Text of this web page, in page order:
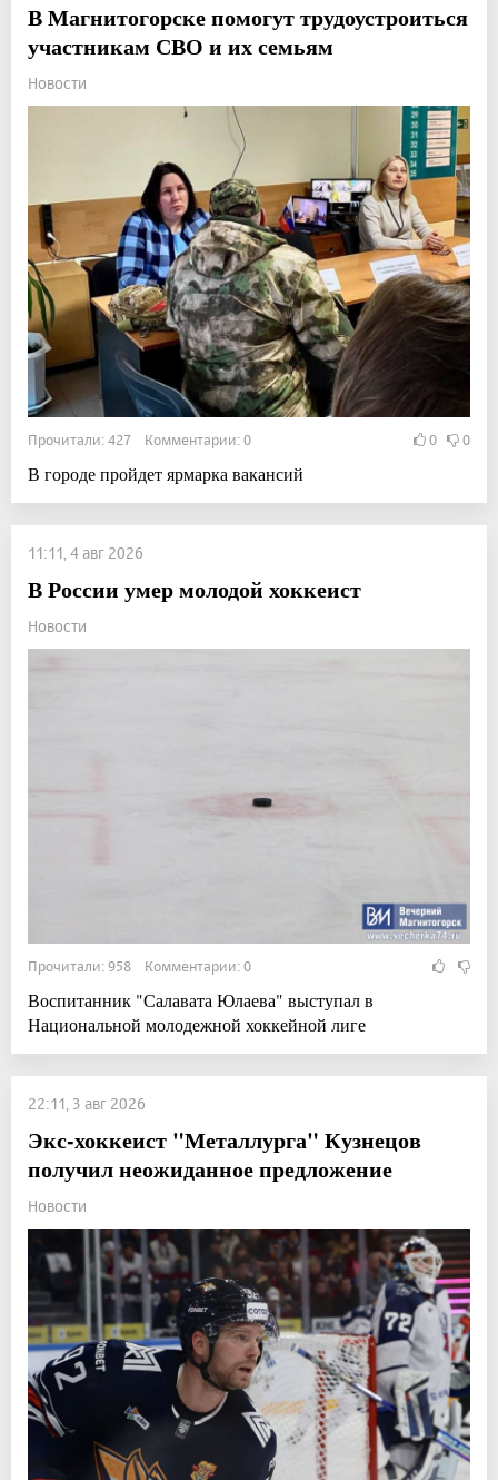
В Магнитогорске помогут трудоустроиться
участникам СВО и их семьям
Новости
Прочитали: 427 Комментарии: 0 0 0
В городе пройдет ярмарка вакансий
11:11, 4 авг 2026
В России умер молодой хоккеист
Новости
Прочитали: 958 Комментарии: 0
Воспитанник "Салавата Юлаева" выступал в
Национальной молодежной хоккейной лиге
22:11, 3 авг 2026
Экс-хоккеист "Металлурга" Кузнецов
получил неожиданное предложение
Новости